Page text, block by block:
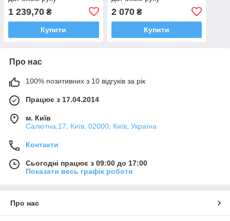
1 239,70 ₴
Купити
2 070₴
Купити
Про нас
100% позитивних з 10 відгуків за рік
Працює з 17.04.2014
м. Київ
Салютна,17, Київ, 02000, Київ, Україна
Контакти
Сьогодні працює з 09:00 до 17:00
Показати весь графік роботи
Про нас